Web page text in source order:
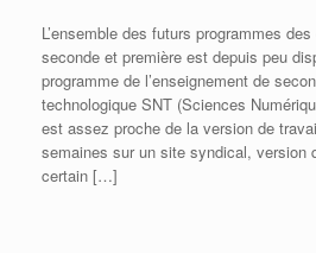
L’ensemble des futurs programmes
seconde et première est depuis peu
programme de l’enseignement de
technologique SNT (Sciences
est assez proche de la version de
semaines sur un site syndical, version
certain […]